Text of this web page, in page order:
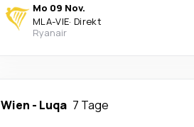
Mo 09 Nov.
MLA-VIE· Direkt
Ryanair
Wien - Luqa 7 Tage